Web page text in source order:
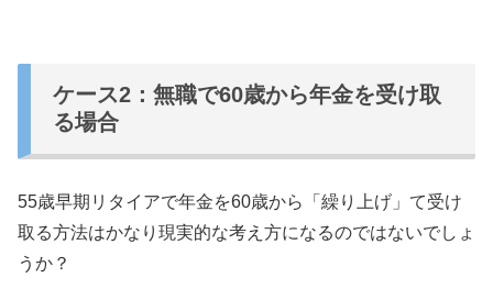
ケース2：無職で60歳から年金を受け取
る場合
55歳早期リタイアで年金を60歳から「繰り上げ」て受け
取る方法はかなり現実的な考え方になるのではないでしょ
うか？